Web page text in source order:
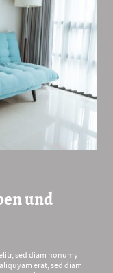
und
sed diam nonumy
erat, sed diam